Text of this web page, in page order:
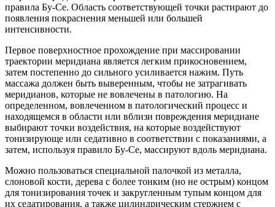
правила Бу-Се. Область соответствующей точки растирают до
появления покраснения меньшей или большей
интенсивности.
Первое поверхностное прохождение при массировании
траектории меридиана является легким прикосновением,
затем постепенно до сильного усиливается нажим. Путь
массажа должен быть выверенным, чтобы не затрагивать
меридианов, которые не вовлечены в патологию. На
определенном, вовлеченном в патологический процесс и
находящемся в области или вблизи повреждения меридиане
выбирают точки воздействия, на которые воздействуют
тонизирующе или седативно в соответствии с показаниями, а
затем, используя правило Бу-Се, массируют вдоль меридиана.
Можно пользоваться специальной палочкой из металла,
слоновой кости, дерева с более тонким (но не острым) концом
для тонизирования точек и закругленным тупым концом для
их седатирования, а также цилиндрическим стержнем с